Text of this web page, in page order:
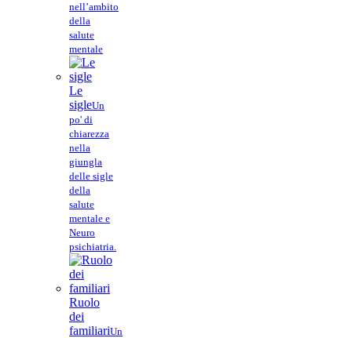
nell’ambito
della
salute
mentale
Le
sigleUn
po' di
chiarezza
nella
giungla
delle sigle
della
salute
mentale e
Neuro
psichiatria.
Ruolo
dei
familiariUn